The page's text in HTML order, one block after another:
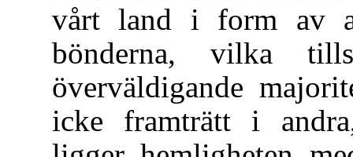
vårt land i form av
bönderna, vilka
överväldigande
icke framträtt i